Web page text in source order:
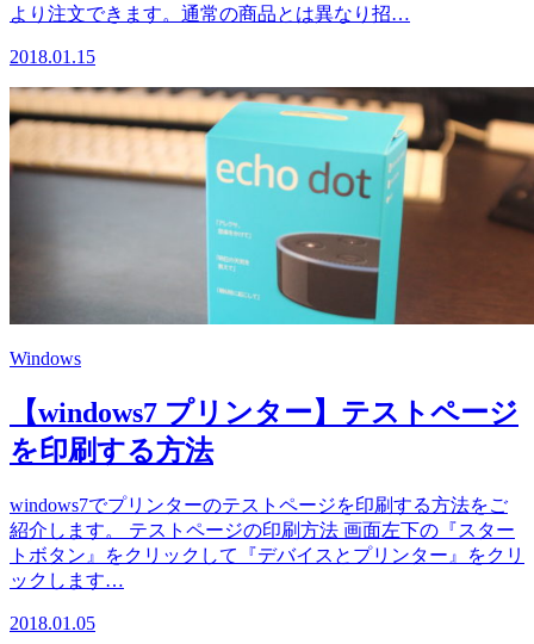
より注文できます。通常の商品とは異なり招…
2018.01.15
Windows
【windows7 プリンター】テストページ
を印刷する方法
windows7でプリンターのテストページを印刷する方法をご
紹介します。 テストページの印刷方法 画面左下の『スター
トボタン』をクリックして『デバイスとプリンター』をクリ
ックします…
2018.01.05